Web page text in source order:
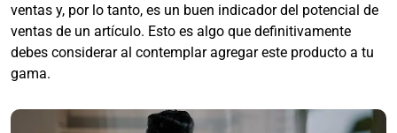
ventas y, por lo tanto, es un buen indicador del potencial de
ventas de un artículo. Esto es algo que definitivamente
debes considerar al contemplar agregar este producto a tu
gama.